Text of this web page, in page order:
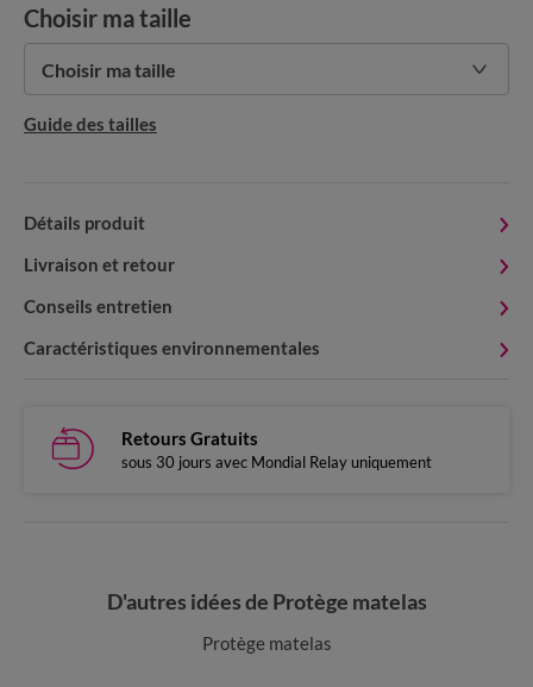
Choisir ma taille
Choisir ma taille
Guide des tailles
Détails produit
Livraison et retour
Conseils entretien
Caractéristiques environnementales
Retours Gratuits
sous 30 jours avec Mondial Relay uniquement
D'autres idées de Protège matelas
Protège matelas